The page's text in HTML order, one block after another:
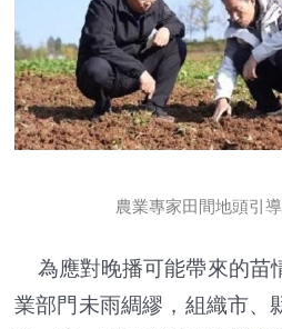
農業專家田間地頭引
為應對晚播可能帶來的苗
業部門未雨綢繆，組織市、